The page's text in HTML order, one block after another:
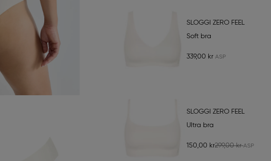
SLOGGI ZERO FEEL
Soft bra
339,00 kr
SLOGGI ZERO FEEL
Ultra bra
150,00 kr299,00 kr